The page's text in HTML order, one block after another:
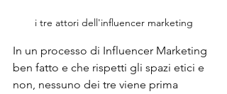
i tre attori dell'influencer marketing
In un processo di Influencer Marketing
ben fatto e che rispetti gli spazi etici e
non, nessuno dei tre viene prima